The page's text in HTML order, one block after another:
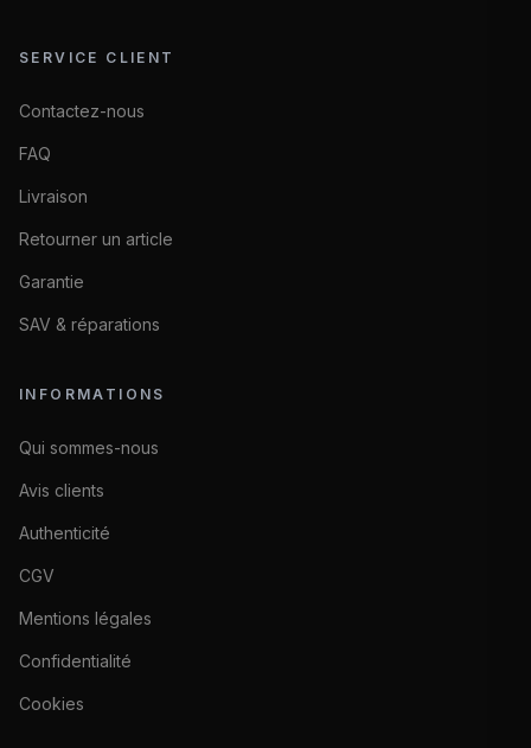
SERVICE CLIENT
Contactez-nous
FAQ
Livraison
Retourner un article
Garantie
SAV & réparations
INFORMATIONS
Qui sommes-nous
Avis clients
Authenticité
CGV
Mentions légales
Confidentialité
Cookies